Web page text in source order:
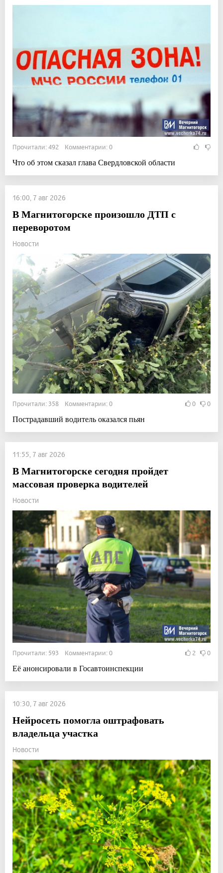
Прочитали: 492 Комментарии: 0
Что об этом сказал глава Свердловской области
16:00, 7 авг 2026
В Магнитогорске произошло ДТП с
переворотом
Новости
Прочитали: 358 Комментарии: 0 0 0
Пострадавший водитель оказался пьян
11:55, 7 авг 2026
В Магнитогорске сегодня пройдет
массовая проверка водителей
Новости
Прочитали: 593 Комментарии: 0 2 0
Её анонсировали в Госавтоинспекции
10:30, 7 авг 2026
Нейросеть помогла оштрафовать
владельца участка
Новости